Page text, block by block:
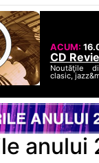
ACUM:
CD
Noutăţile
clasic,
anului